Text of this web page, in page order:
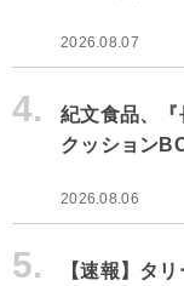
2026.08.07
4.
紀文食品、
クッション
2026.08.06
5.
【速報】タ